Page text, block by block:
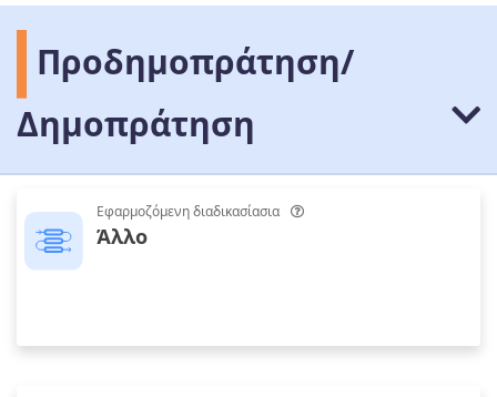
Προδημοπράτηση/
Δημοπράτηση
Εφαρμοζόμενη διαδικασίασια
Άλλο